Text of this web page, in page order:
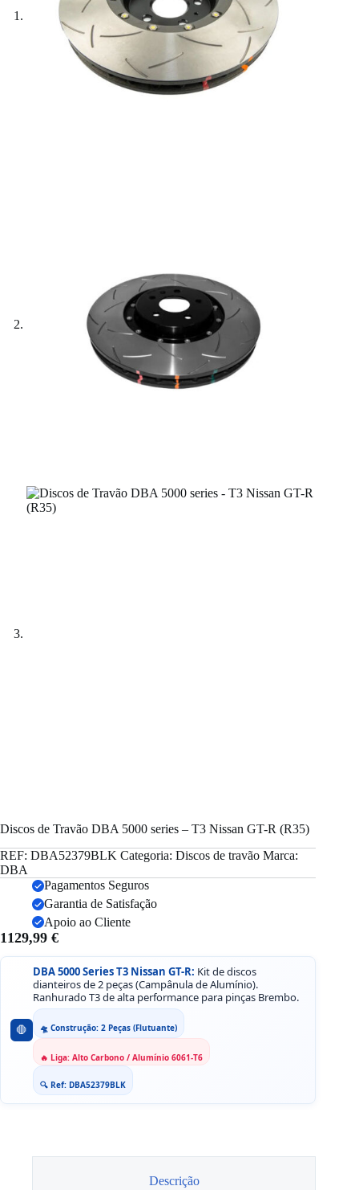
Discos de Travão DBA 5000 series – T3 Nissan GT-R (R35)
REF: DBA52379BLK Categoria: Discos de travão Marca:
DBA
Pagamentos Seguros
Garantia de Satisfação
Apoio ao Cliente
1129,99 €
🛑
DBA 5000 Series T3 Nissan GT-R: Kit de discos
dianteiros de 2 peças (Campânula de Alumínio).
Ranhurado T3 de alta performance para pinças Brembo.
🛸 Construção: 2 Peças (Flutuante)
🔥 Liga: Alto Carbono / Alumínio 6061-T6
🔍 Ref: DBA52379BLK
Descrição